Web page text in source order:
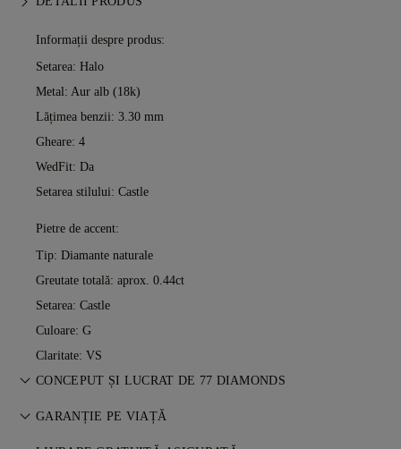
Informații despre produs:
Setarea: Halo
Metal: Aur alb (18k)
Lățimea benzii: 3.30 mm
Gheare: 4
WedFit: Da
Setarea stilului: Castle
Pietre de accent:
Tip: Diamante naturale
Greutate totală: aprox. 0.44ct
Setarea: Castle
Culoare: G
Claritate: VS
CONCEPUT ȘI LUCRAT DE 77 DIAMONDS
Arta bijuteriilor, perfecționată piesă cu piesă de maeștrii 77
GARANȚIE PE VIAȚĂ
Orice achiziție de la 77 Diamonds include o garanție pe viață